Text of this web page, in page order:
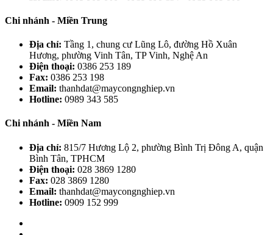
Chi nhánh - Miền Trung
Địa chỉ: Tầng 1, chung cư Lũng Lô, đường Hồ Xuân
Hương, phường Vinh Tân, TP Vinh, Nghệ An
Điện thoại: 0386 253 189
Fax: 0386 253 198
Email: thanhdat@maycongnghiep.vn
Hotline: 0989 343 585
Chi nhánh - Miền Nam
Địa chỉ: 815/7 Hương Lộ 2, phường Bình Trị Đông A, quận
Bình Tân, TPHCM
Điện thoại: 028 3869 1280
Fax: 028 3869 1280
Email: thanhdat@maycongnghiep.vn
Hotline: 0909 152 999